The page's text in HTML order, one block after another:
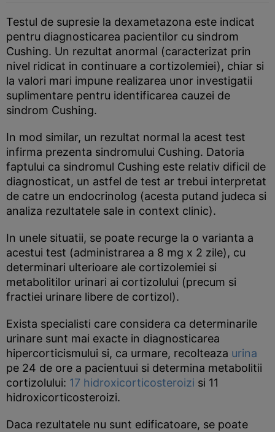
Testul de supresie la dexametazona este indicat
pentru diagnosticarea pacientilor cu sindrom
Cushing. Un rezultat anormal (caracterizat prin
nivel ridicat in continuare a cortizolemiei), chiar si
la valori mari impune realizarea unor investigatii
suplimentare pentru identificarea cauzei de
sindrom Cushing.
In mod similar, un rezultat normal la acest test
infirma prezenta sindromului Cushing. Datoria
faptului ca sindromul Cushing este relativ dificil de
diagnosticat, un astfel de test ar trebui interpretat
de catre un endocrinolog (acesta putand judeca si
analiza rezultatele sale in context clinic).
In unele situatii, se poate recurge la o varianta a
acestui test (administrarea a 8 mg x 2 zile), cu
determinari ulterioare ale cortizolemiei si
metabolitilor urinari ai cortizolului (precum si
fractiei urinare libere de cortizol).
Exista specialisti care considera ca determinarile
urinare sunt mai exacte in diagnosticarea
hipercorticismului si, ca urmare, recolteaza urina
pe 24 de ore a pacientuui si determina metabolitii
cortizolului: 17 hidroxicorticosteroizi si 11
hidroxicorticosteroizi.
Daca rezultatele nu sunt edificatoare, se poate